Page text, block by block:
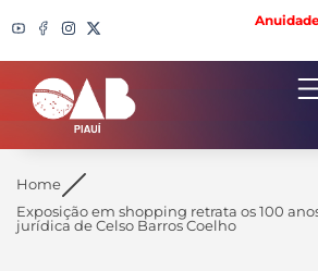
Search
Home
Exposição em shopping retrata os 100
jurídica de Celso Barros Coelho